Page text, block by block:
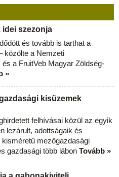
idei szezonja
és tovább is tarthat a
közölte a Nemzeti
a FruitVeb Magyar Zöldség-
»
kisüzemek
felhívásai közül az egyik
lezárult, adottságaik és
mezőgazdasági
gazdasági több lábon Tovább »